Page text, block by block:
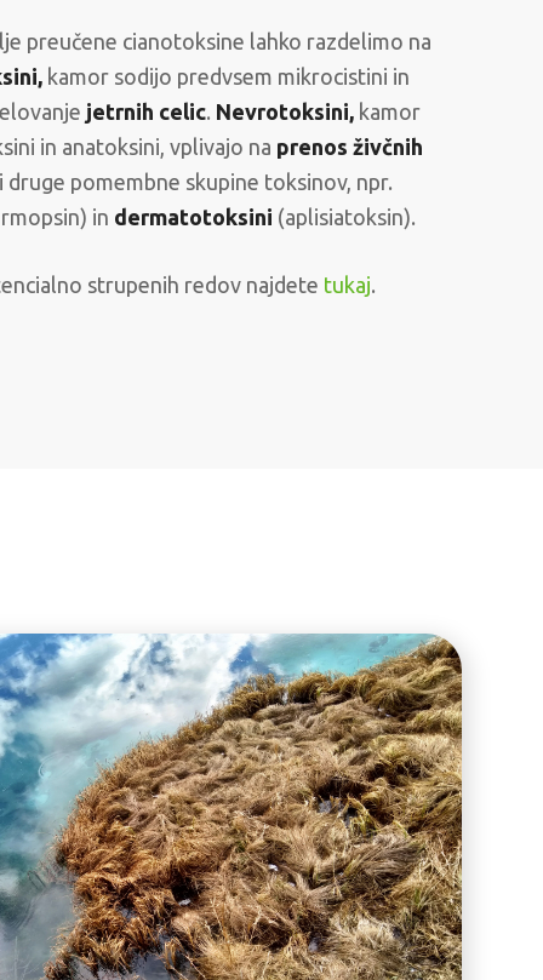
preučene cianotoksine lahko razdelimo na
kamor sodijo predvsem mikrocistini in
jetrnih celic. Nevrotoksini, kamor
in anatoksini, vplivajo na prenos živčnih
druge pomembne skupine toksinov, npr.
in dermatotoksini (aplisiatoksin).
strupenih redov najdete tukaj.